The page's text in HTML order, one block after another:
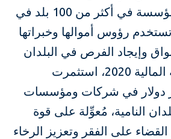
الصاعدة. تعمل المؤسسة في أكثر من 100 بلد في
رؤوس أموالها وخبراتها
وإيجاد الفرص في البلدان
النامية. وفي السنة المالية 2020، استثمرت
22 مليار دولار في شركات ومؤسسات
النامية، مُعوِّلة على قوة
على الفقر وتعزيز الرخاء